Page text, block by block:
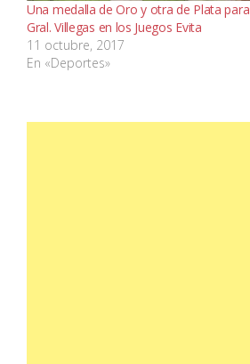
Una medalla de Oro y otra de Plata para
Gral. Villegas en los Juegos Evita
11 octubre, 2017
En «Deportes»